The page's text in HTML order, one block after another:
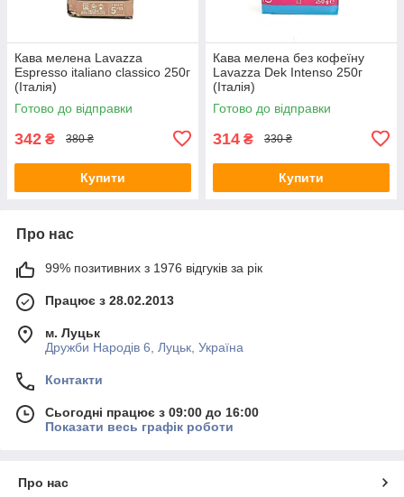
Кава мелена Lavazza
Espresso italiano classico 250г
(Італія)
Готово до відправки
342 ₴ 380 ₴
Купити
Кава мелена без кофеїну
Lavazza Dek Intenso 250г
(Італія)
Готово до відправки
314 ₴ 330 ₴
Купити
Про нас
99% позитивних з 1976 відгуків за рік
Працює з 28.02.2013
м. Луцьк
Дружби Народів 6, Луцьк, Україна
Контакти
Сьогодні працює з 09:00 до 16:00
Показати весь графік роботи
Про нас